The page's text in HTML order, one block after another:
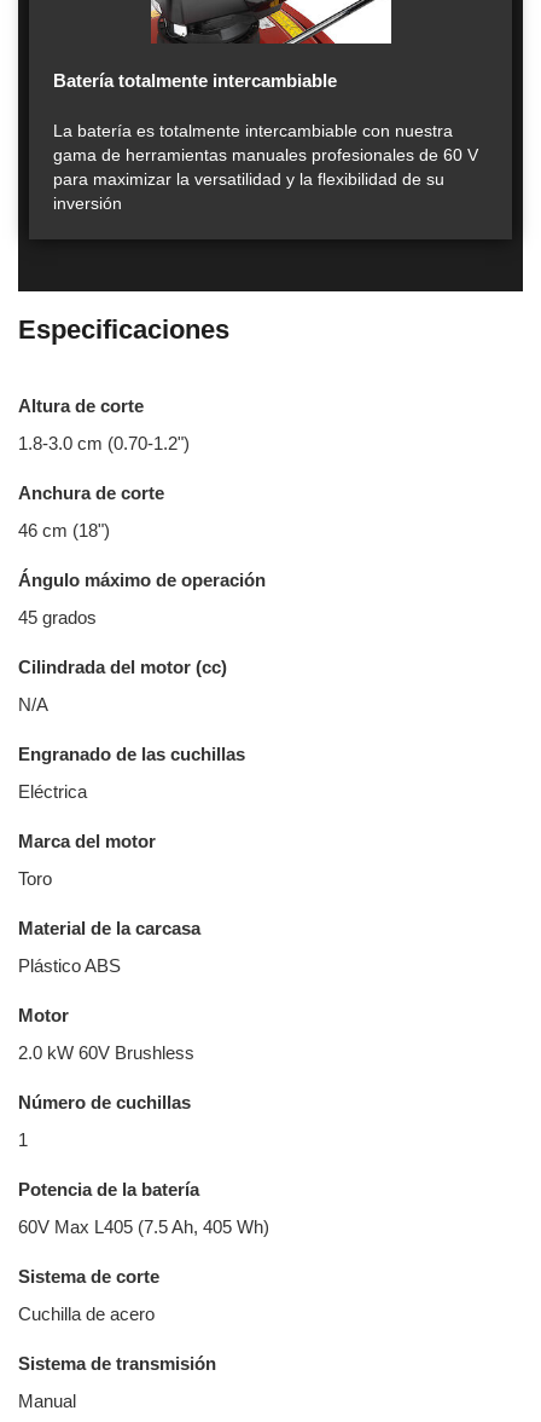
Batería totalmente intercambiable
La batería es totalmente intercambiable con nuestra
gama de herramientas manuales profesionales de 60 V
para maximizar la versatilidad y la flexibilidad de su
inversión
Especificaciones
Altura de corte
1.8-3.0 cm (0.70-1.2")
Anchura de corte
46 cm (18")
Ángulo máximo de operación
45 grados
Cilindrada del motor (cc)
N/A
Engranado de las cuchillas
Eléctrica
Marca del motor
Toro
Material de la carcasa
Plástico ABS
Motor
2.0 kW 60V Brushless
Número de cuchillas
1
Potencia de la batería
60V Max L405 (7.5 Ah, 405 Wh)
Sistema de corte
Cuchilla de acero
Sistema de transmisión
Manual